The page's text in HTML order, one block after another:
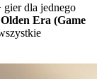
gier dla jednego
Era (Game